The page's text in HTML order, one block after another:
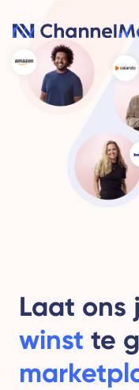
Laat ons
winst te